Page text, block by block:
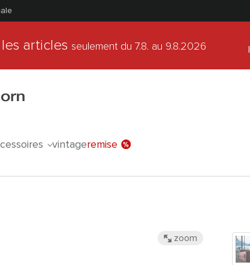
articles seulement du 7.8. au 9.8.2026
vintageremise
zoom